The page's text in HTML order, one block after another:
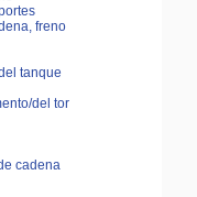
freno
tanque
del tor
cadena